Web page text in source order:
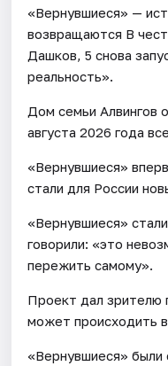
«Вернувшиеся» —
возвращаются В
Дашков, 5 снова
реальность».
Дом семьи Алвингов
августа 2026 года
«Вернувшиеся»
стали для России
«Вернувшиеся»
говорили: «это
пережить самому».
Проект дал зрителю
может происходить
«Вернувшиеся»